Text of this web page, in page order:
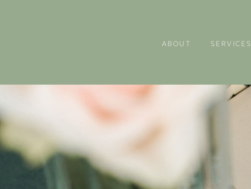
SERVICES
ABOUT